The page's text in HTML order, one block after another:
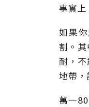
事實上
如果
割。
耐，
地帶，
萬一